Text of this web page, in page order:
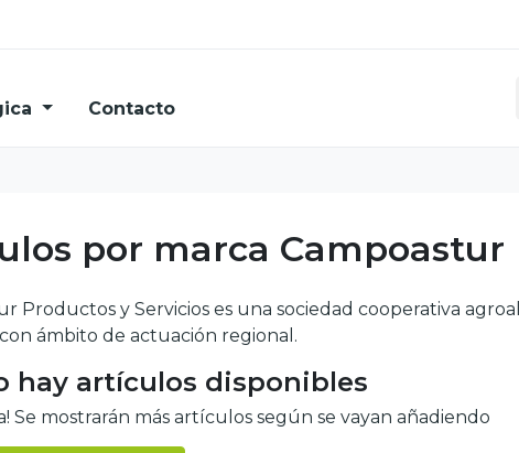
Contacto
por marca Campoastur
Productos y Servicios es una sociedad cooperativa
ámbito de actuación regional.
hay artículos disponibles
Se mostrarán más artículos según se vayan añadiendo